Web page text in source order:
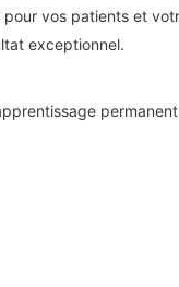
vos patients et
exceptionnel.